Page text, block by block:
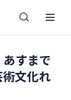
すまで
文化れ